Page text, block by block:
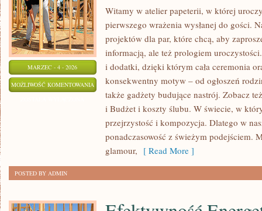
MARZEC - 4 - 2026
MOŻLIWOŚĆ KOMENTOWANIA FLORYSTYKA
ŚLUBNA
BUKIETY
Witamy w atelier papeterii, w której
pierwszego wrażenia wysłanej do gości.
projektów dla par, które chcą, aby
informacją, ale też prologiem
i dodatki, dzięki którym cała ceremonia
konsekwentny motyw – od ogłoszeń
także gadżety budujące nastrój. Zobacz
i Budżet i koszty ślubu. W świecie, w
przejrzystość i kompozycja. Dlatego w
ponadczasowość z świeżym podejściem.
glamour, [ Read More ]
POSTED BY ADMIN